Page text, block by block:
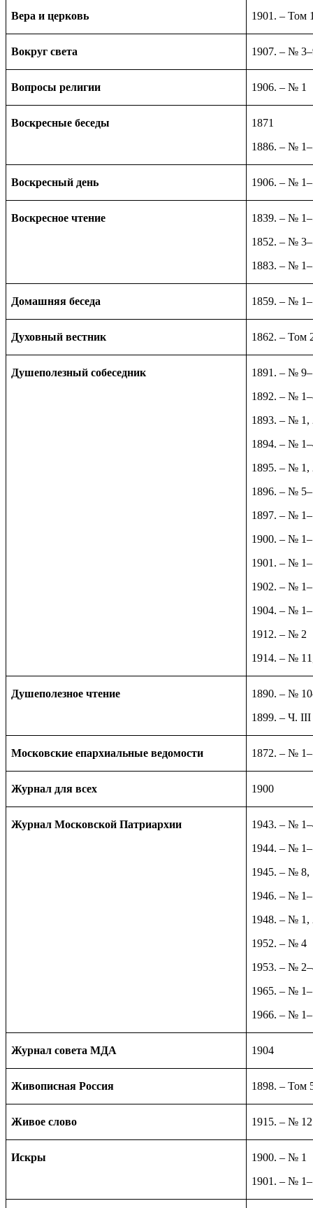
Вера и церковь 1901. – Том
Вокруг света 1907. – №
Вопросы религии 1906. – № 1
Воскресные беседы
1871
1886. – №
Воскресный день 1906. – №
Воскресное чтение
1839. – №
1852. – №
1883. – №
Домашняя беседа 1859. – №
Духовный вестник 1862. – Том
Душеполезный собеседник
1891. – №
1892. – №
1893. – № 1,
1894. – №
1895. – № 1,
1896. – №
1897. – №
1900. – №
1901. – №
1902. – №
1904. – №
1912. – № 2
1914. – №
Душеполезное чтение
1890. – №
1899. – Ч. III
Московские епархиальные ведомости 1872. – №
Журнал для всех 1900
Журнал Московской Патриархии
1943. – №
1944. – №
1945. – № 8,
1946. – №
1948. – № 1,
1952. – № 4
1953. – №
1965. – №
1966. – №
Журнал совета МДА 1904
Живописная Россия 1898. – Том
Живое слово 1915. – № 12
Искры
1900. – № 1
1901. – №